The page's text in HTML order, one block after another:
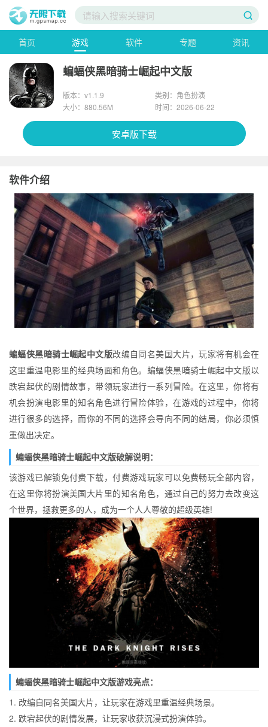
首页 游戏 软件 专题 资讯
蝙蝠侠黑暗骑士崛起中文版
版本：v1.1.9
类别：角色扮演
大小：880.56M
时间：2026-06-22
安卓版下载
软件介绍
蝙蝠侠黑暗骑士崛起中文版改编自同名美国大片，玩家将有机会在
这里重温电影里的经典场面和角色。蝙蝠侠黑暗骑士崛起中文版以
跌宕起伏的剧情故事，带领玩家进行一系列冒险。在这里，你将有
机会扮演电影里的知名角色进行冒险体验，在游戏的过程中，你将
进行很多的选择，而你的不同的选择会导向不同的结局，你必须慎
重做出决定。
蝙蝠侠黑暗骑士崛起中文版破解说明：
该游戏已解锁免付费下载，付费游戏玩家可以免费畅玩全部内容，
在这里你将扮演美国大片里的知名角色，通过自己的努力去改变这
个世界，拯救更多的人，成为一个人人尊敬的超级英雄!
蝙蝠侠黑暗骑士崛起中文版游戏亮点：
1. 改编自同名美国大片，让玩家在游戏里重温经典场景。
2. 跌宕起伏的剧情发展，让玩家收获沉浸式扮演体验。